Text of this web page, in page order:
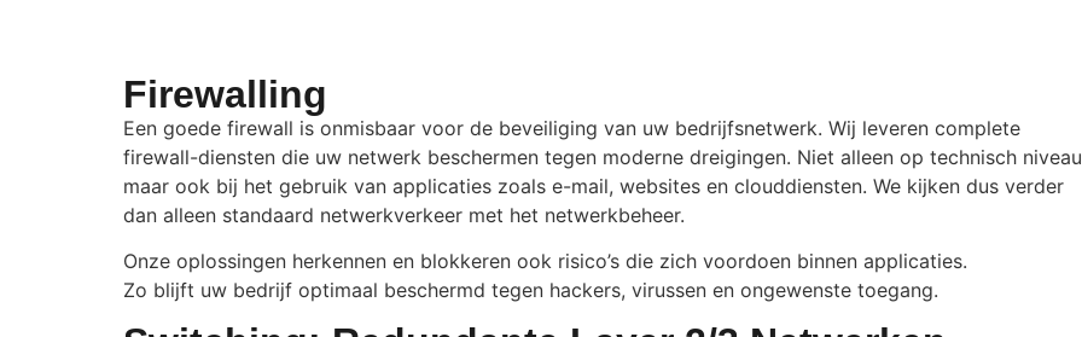
Firewalling
Een goede firewall is onmisbaar voor de beveiliging van uw bedrijfsnetwerk. Wij leveren complete
firewall-diensten die uw netwerk beschermen tegen moderne dreigingen. Niet alleen op technisch
maar ook bij het gebruik van applicaties zoals e-mail, websites en clouddiensten. We kijken dus verder
dan alleen standaard netwerkverkeer met het netwerkbeheer.
Onze oplossingen herkennen en blokkeren ook risico’s die zich voordoen binnen applicaties.
Zo blijft uw bedrijf optimaal beschermd tegen hackers, virussen en ongewenste toegang.